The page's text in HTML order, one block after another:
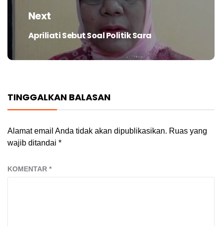
Next
Next
Apriliati Sebut Soal Politik Sara
TINGGALKAN BALASAN
Alamat email Anda tidak akan dipublikasikan. Ruas yang
wajib ditandai *
KOMENTAR *